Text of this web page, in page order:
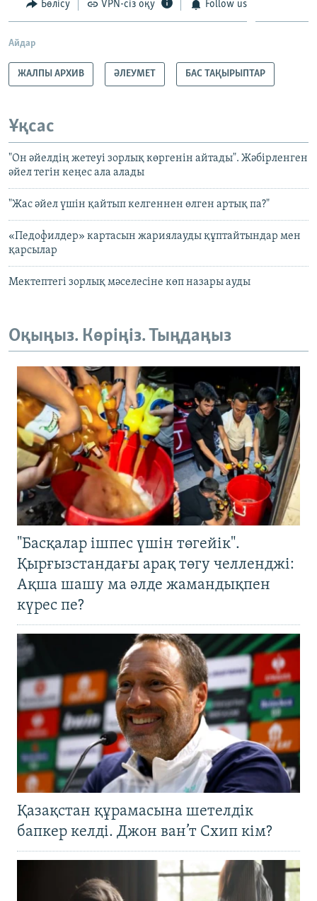
Бөлісу VPN-сіз оқу Follow us
Айдар
ЖАЛПЫ АРХИВ ӘЛЕУМЕТ БАС ТАҚЫРЫПТАР
Ұқсас
"Он әйелдің жетеуі зорлық көргенін айтады". Жәбірленген
әйел тегін кеңес ала алады
"Жас әйел үшін қайтып келгеннен өлген артық па?"
«Педофилдер» картасын жариялауды құптайтындар мен
қарсылар
Мектептегі зорлық мәселесіне көп назары ауды
Оқыңыз. Көріңіз. Тыңдаңыз
"Басқалар ішпес үшін төгейік".
Қырғызстандағы арақ төгу челленджі:
Ақша шашу ма әлде жамандықпен
күрес пе?
Қазақстан құрамасына шетелдік
бапкер келді. Джон ван’т Схип кім?